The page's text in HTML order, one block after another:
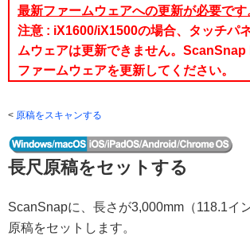
最新ファームウェアへの更新が必要です
注意 : iX1600/iX1500の場合、タッチパ
ムウェアは更新できません。ScanSnap
ファームウェアを更新してください。
原稿をスキャンする
長尺原稿をセットする
ScanSnapに、長さが3,000mm（118.1イ
原稿をセットします。